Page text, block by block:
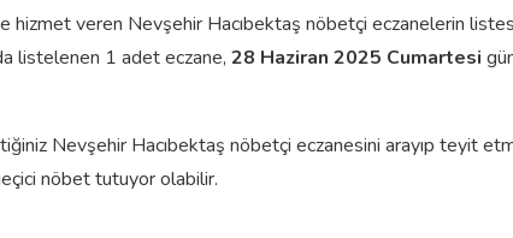
hizmet veren Nevşehir Hacıbektaş nöbetçi eczanelerin
listelenen 1 adet eczane, 28 Haziran 2025 Cumartesi
Nevşehir Hacıbektaş nöbetçi eczanesini arayıp teyit
nöbet tutuyor olabilir.